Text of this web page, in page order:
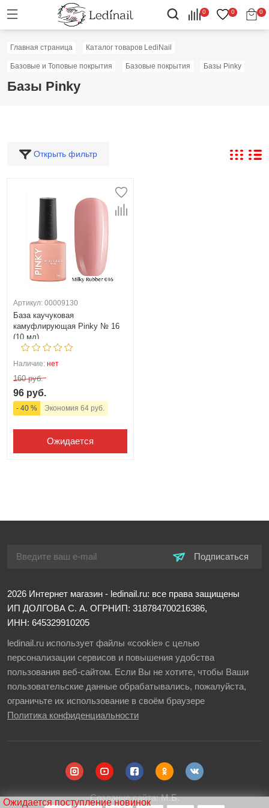
0 0 0
Главная страница Каталог товаров LediNail
Базовые и Топовые покрытия Базовые покрытия Базы Pinky
Базы Pinky
Открыть фильтр
Артикул: 00009130
База каучуковая
камуфлирующая Pinky № 16
(10 мл)
Наличие: нет
160 руб.
96 руб.
- 40 % Экономия 64 руб.
Ожидается
Подписаться
2026 Интернет магазин - ledinail.ru: все права защищены
ИП ДОЛГОВА С. А. ОГРНИП: 318784700216386,
ИНН: 645329910205
ledinail.ru использует файлы «cookie» с целью
персонализации сервисов и повышения удобства
пользования веб-сайтом. Если Вы не хотите, чтобы Ваши
пользовательские данные обрабатывались, пожалуйста,
ограничьте их использование в своём браузере
Политика конфиденциальности
Создание сайта:М.Б.
Ожидается поступление новинок